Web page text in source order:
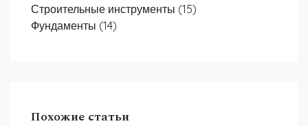
Строительные инструменты (15)
Фундаменты (14)
Похожие статьи